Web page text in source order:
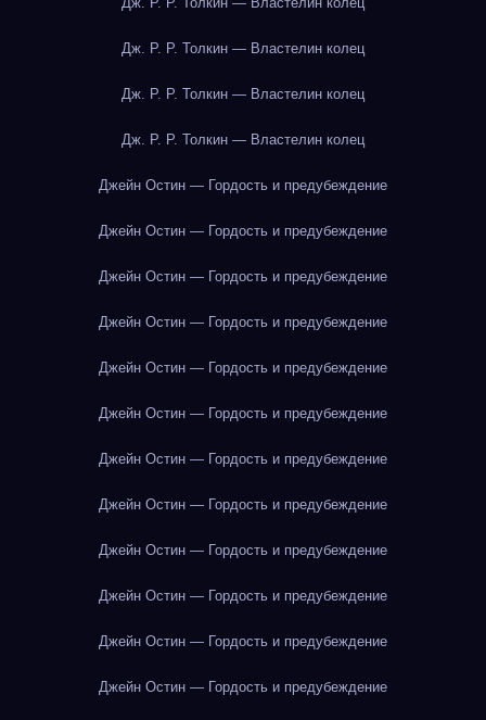
Дж. Р. Р. Толкин — Властелин колец
Дж. Р. Р. Толкин — Властелин колец
Дж. Р. Р. Толкин — Властелин колец
Джейн Остин — Гордость и предубеждение
Джейн Остин — Гордость и предубеждение
Джейн Остин — Гордость и предубеждение
Джейн Остин — Гордость и предубеждение
Джейн Остин — Гордость и предубеждение
Джейн Остин — Гордость и предубеждение
Джейн Остин — Гордость и предубеждение
Джейн Остин — Гордость и предубеждение
Джейн Остин — Гордость и предубеждение
Джейн Остин — Гордость и предубеждение
Джейн Остин — Гордость и предубеждение
Джейн Остин — Гордость и предубеждение